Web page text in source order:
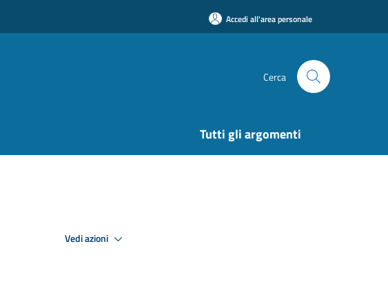
Accedi all'area personale
Cerca
Tutti gli argomenti
Vedi azioni